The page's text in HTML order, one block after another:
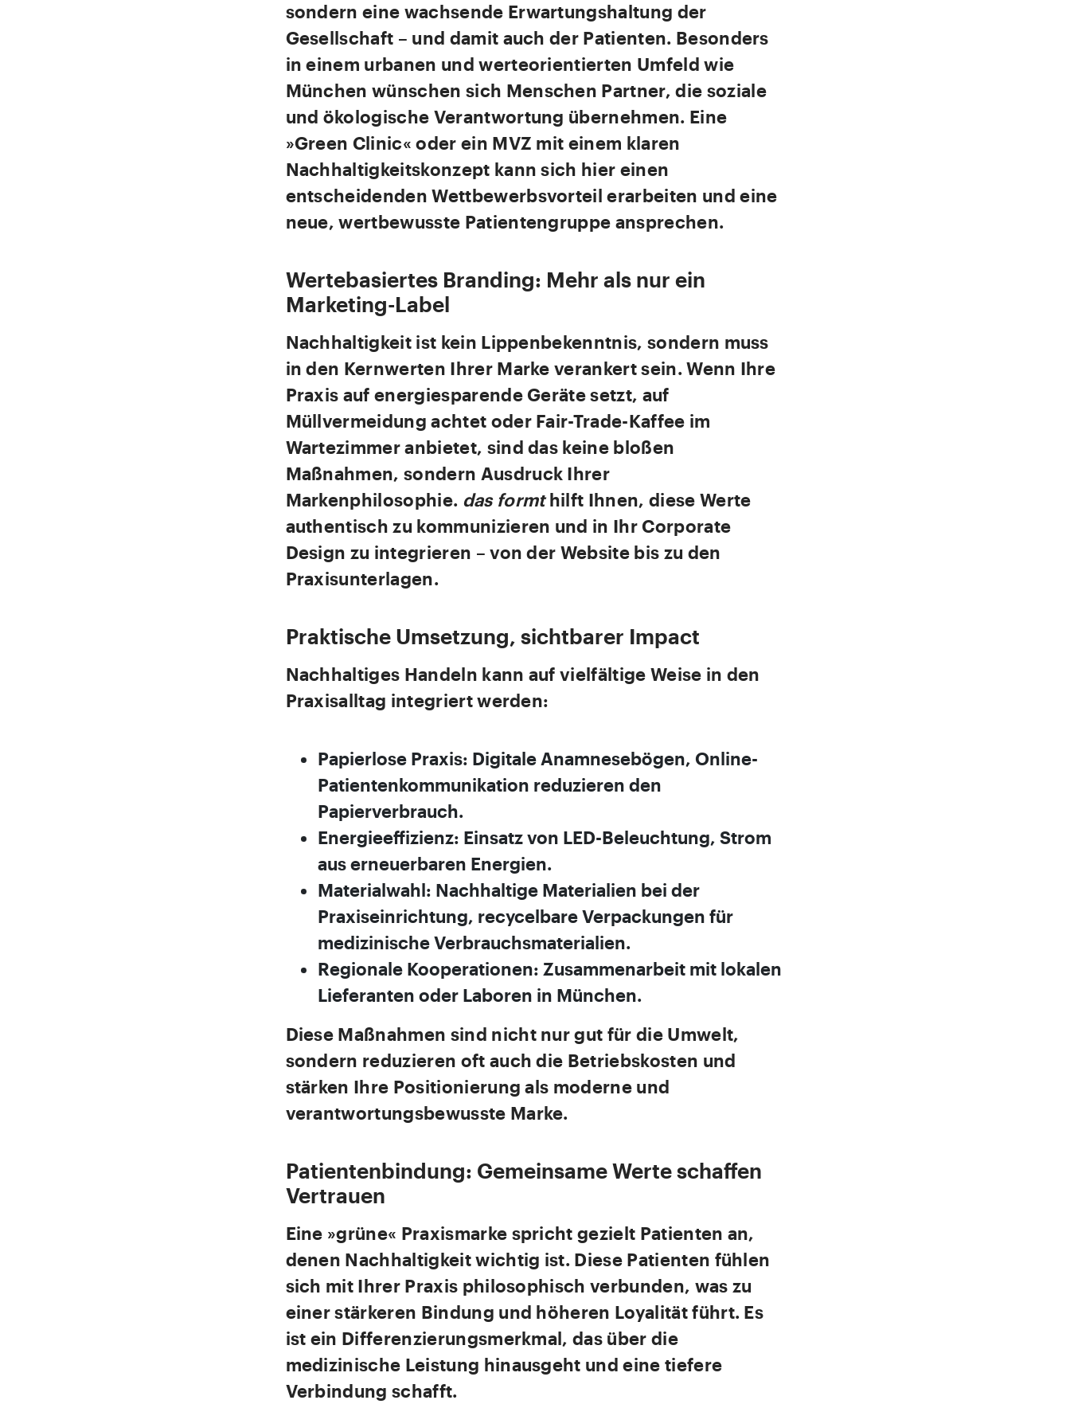
sondern eine wachsende Erwartungshaltung der
Gesellschaft – und damit auch der Patienten. Besonders
in einem urbanen und werteorientierten Umfeld wie
München wünschen sich Menschen Partner, die soziale
und ökologische Verantwortung übernehmen. Eine
»Green Clinic« oder ein MVZ mit einem klaren
Nachhaltigkeitskonzept kann sich hier einen
entscheidenden Wettbewerbsvorteil erarbeiten und eine
neue, wertbewusste Patientengruppe ansprechen.
Wertebasiertes Branding: Mehr als nur ein
Marketing-Label
Nachhaltigkeit ist kein Lippenbekenntnis, sondern muss
in den Kernwerten Ihrer Marke verankert sein. Wenn Ihre
Praxis auf energiesparende Geräte setzt, auf
Müllvermeidung achtet oder Fair-Trade-Kaffee im
Wartezimmer anbietet, sind das keine bloßen
Maßnahmen, sondern Ausdruck Ihrer
Markenphilosophie. das formthilft Ihnen, diese Werte
authentisch zu kommunizieren und in Ihr Corporate
Design zu integrieren – von der Website bis zu den
Praxisunterlagen.
Praktische Umsetzung, sichtbarer Impact
Nachhaltiges Handeln kann auf vielfältige Weise in den
Praxisalltag integriert werden:
Papierlose Praxis: Digitale Anamnesebögen, Online-
Patientenkommunikation reduzieren den
Papierverbrauch.
Energieeffizienz: Einsatz von LED-Beleuchtung, Strom
aus erneuerbaren Energien.
Materialwahl: Nachhaltige Materialien bei der
Praxiseinrichtung, recycelbare Verpackungen für
medizinische Verbrauchsmaterialien.
Regionale Kooperationen: Zusammenarbeit mit lokalen
Lieferanten oder Laboren in München.
Diese Maßnahmen sind nicht nur gut für die Umwelt,
sondern reduzieren oft auch die Betriebskosten und
stärken Ihre Positionierung als moderne und
verantwortungsbewusste Marke.
Patientenbindung: Gemeinsame Werte schaffen
Vertrauen
Eine »grüne« Praxismarke spricht gezielt Patienten an,
denen Nachhaltigkeit wichtig ist. Diese Patienten fühlen
sich mit Ihrer Praxis philosophisch verbunden, was zu
einer stärkeren Bindung und höheren Loyalität führt. Es
ist ein Differenzierungsmerkmal, das über die
medizinische Leistung hinausgeht und eine tiefere
Verbindung schafft.